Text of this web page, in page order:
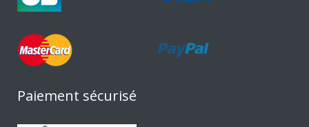
Paiement sécurisé